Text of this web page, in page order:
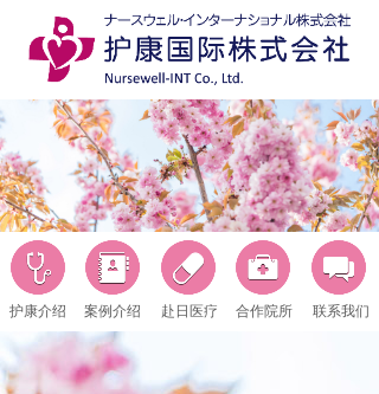
合作院所 联系我们
赴日医疗
护康介绍 案例介绍